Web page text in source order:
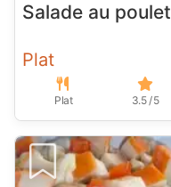
Salade au poulet
Plat
Plat 3.5 / 5